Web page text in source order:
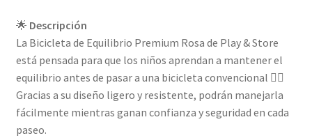
🌟 Descripción
La Bicicleta de Equilibrio Premium Rosa de Play & Store
está pensada para que los niños aprendan a mantener el
equilibrio antes de pasar a una bicicleta convencional 🚴‍♂️
Gracias a su diseño ligero y resistente, podrán manejarla
fácilmente mientras ganan confianza y seguridad en cada
paseo.